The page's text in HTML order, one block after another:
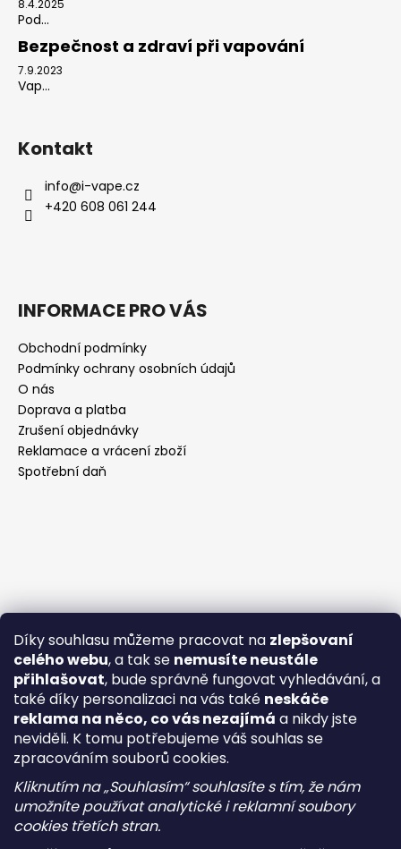
Díky souhlasu můžeme pracovat na zlepšovaní
celého webu, a tak se nemusíte neustále
přihlašovat, bude správně fungovat vyhledávání, a
také díky personalizaci na vás také neskáče
reklama na něco, co vás nezajímá a nikdy jste
neviděli. K tomu potřebujeme váš souhlas se
zpracováním souborů cookies.
Kliknutím na „Souhlasím“ souhlasíte s tím, že nám
umožníte používat analytické i reklamní soubory
cookies třetích stran.
8.4.2025
Pod...
Bezpečnost a zdraví při vapování
7.9.2023
Vap...
Kontakt
info@i-vape.cz
+420 608 061 244
INFORMACE PRO VÁS
Obchodní podmínky
Podmínky ochrany osobních údajů
O nás
Doprava a platba
Zrušení objednávky
Reklamace a vrácení zboží
Spotřební daň